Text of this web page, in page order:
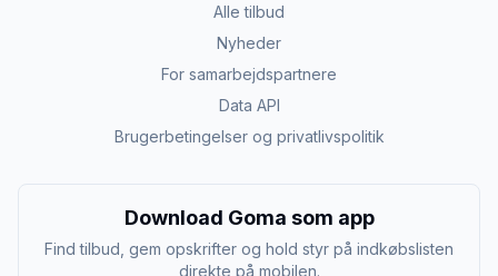
Alle tilbud
Nyheder
For samarbejdspartnere
Data API
Brugerbetingelser og privatlivspolitik
Download Goma som app
Find tilbud, gem opskrifter og hold styr på indkøbslisten
direkte på mobilen.